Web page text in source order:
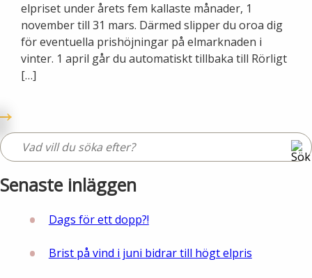
elpriset under årets fem kallaste månader, 1
november till 31 mars. Därmed slipper du oroa dig
för eventuella prishöjningar på elmarknaden i
vinter. 1 april går du automatiskt tillbaka till Rörligt
[…]
Senaste inläggen
Dags för ett dopp?!
Brist på vind i juni bidrar till högt elpris